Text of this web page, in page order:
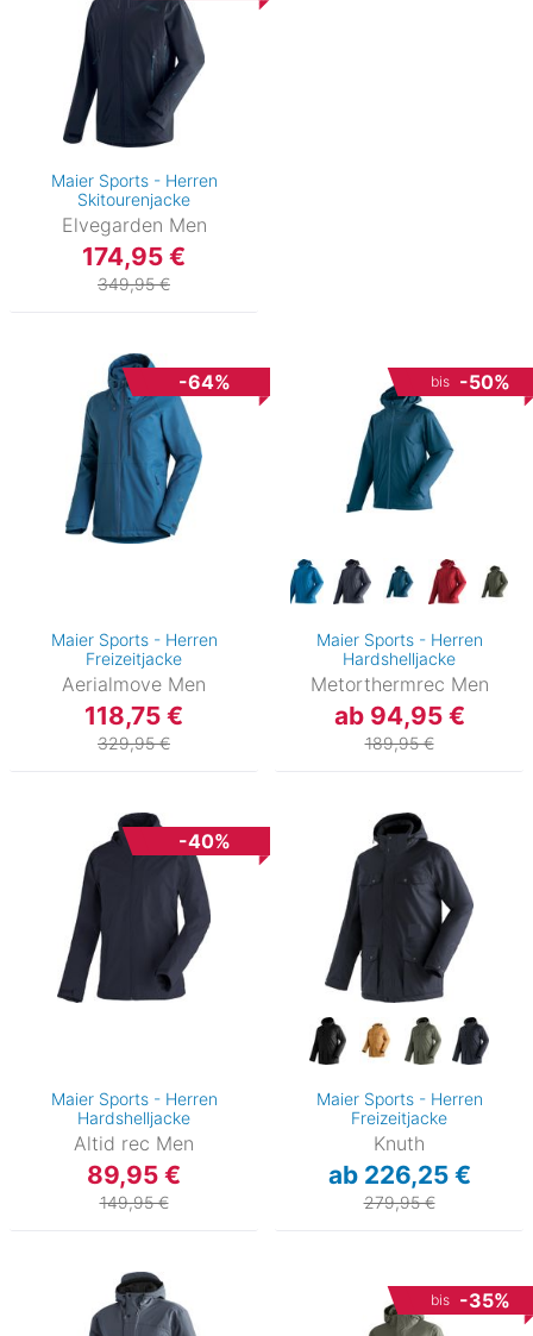
Maier Sports - Herren
Skitourenjacke
Elvegarden Men
174,95 €
349,95 €
-64%
Maier Sports - Herren
Freizeitjacke
Aerialmove Men
118,75 €
329,95 €
bis -50%
Maier Sports - Herren
Hardshelljacke
Metorthermrec Men
ab 94,95 €
189,95 €
-40%
Maier Sports - Herren
Hardshelljacke
Altid rec Men
89,95 €
149,95 €
Maier Sports - Herren
Freizeitjacke
Knuth
ab 226,25 €
279,95 €
bis -35%